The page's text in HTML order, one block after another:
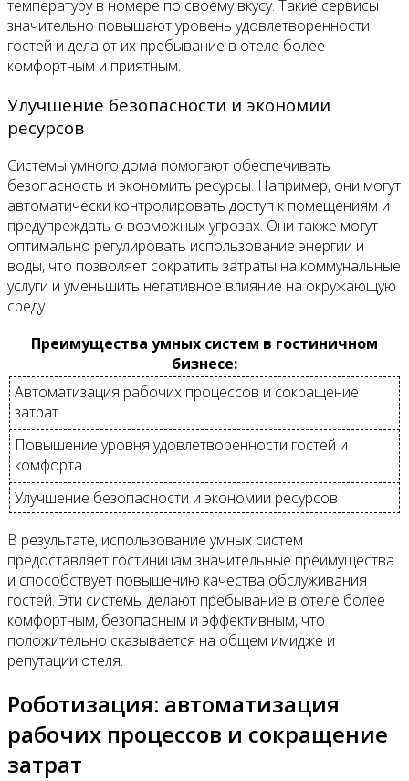
температуру в номере по своему вкусу. Такие сервисы
значительно повышают уровень удовлетворенности
гостей и делают их пребывание в отеле более
комфортным и приятным.
Улучшение безопасности и экономии
ресурсов
Системы умного дома помогают обеспечивать
безопасность и экономить ресурсы. Например, они могут
автоматически контролировать доступ к помещениям и
предупреждать о возможных угрозах. Они также могут
оптимально регулировать использование энергии и
воды, что позволяет сократить затраты на коммунальные
услуги и уменьшить негативное влияние на окружающую
среду.
Преимущества умных систем в гостиничном
бизнесе:
Автоматизация рабочих процессов и сокращение
затрат
Повышение уровня удовлетворенности гостей и
комфорта
Улучшение безопасности и экономии ресурсов
В результате, использование умных систем
предоставляет гостиницам значительные преимущества
и способствует повышению качества обслуживания
гостей. Эти системы делают пребывание в отеле более
комфортным, безопасным и эффективным, что
положительно сказывается на общем имидже и
репутации отеля.
Роботизация: автоматизация
рабочих процессов и сокращение
затрат